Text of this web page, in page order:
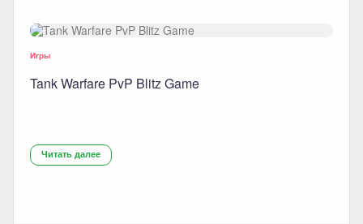
Игры
Tank Warfare PvP Blitz Game
Читать далее